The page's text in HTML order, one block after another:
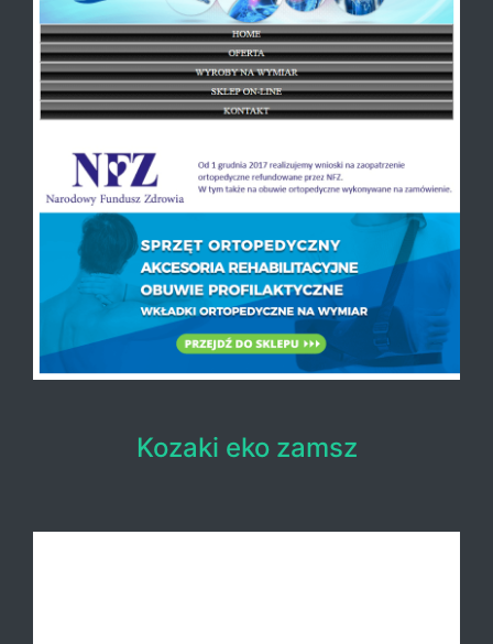
Kozaki eko zamsz